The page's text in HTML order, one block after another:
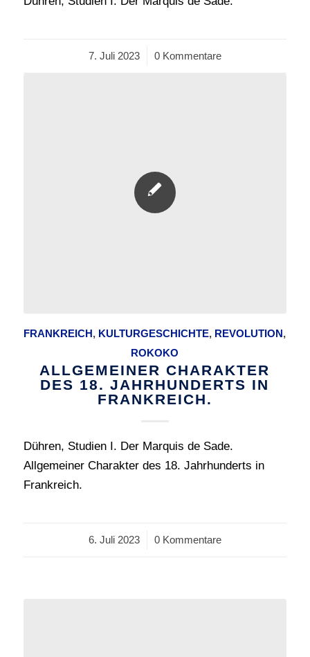
7. Juli 2023
/ 0 Kommentare
FRANKREICH, KULTURGESCHICHTE, REVOLUTION,
ROKOKO
ALLGEMEINER CHARAKTER
DES 18. JAHRHUNDERTS IN
FRANKREICH.
Dühren, Studien I. Der Marquis de Sade.
Allgemeiner Charakter des 18. Jahrhunderts in
Frankreich.
6. Juli 2023
/ 0 Kommentare